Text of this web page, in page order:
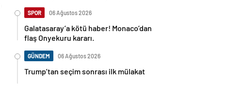
SPOR 06 Ağustos 2026
Galatasaray’a kötü haber! Monaco’dan
flaş Onyekuru kararı.
GÜNDEM 06 Ağustos 2026
Trump’tan seçim sonrası ilk mülakat